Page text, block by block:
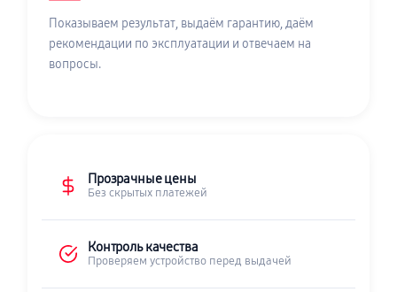
Показываем результат, выдаём гарантию, даём
рекомендации по эксплуатации и отвечаем на
вопросы.
Прозрачные цены
Без скрытых платежей
Контроль качества
Проверяем устройство перед выдачей